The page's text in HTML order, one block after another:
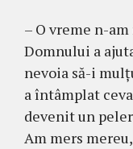
– O vreme n-
Domnului a
ne­voia să-i
a în­tâmplat
devenit un
Am mers